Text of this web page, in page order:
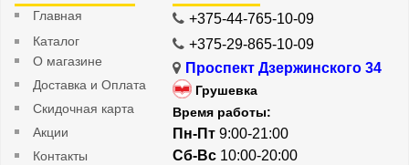
Главная
Каталог
О магазине
Доставка и Оплата
Скидочная карта
Акции
Контакты
+375-44-765-10-09
+375-29-865-10-09
Проспект Дзержинского 34
Грушевка
Время работы:
Пн-Пт 9:00-21:00
Сб-Вс 10:00-20:00